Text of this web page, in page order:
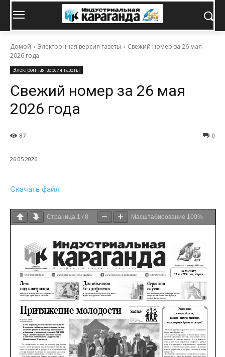
Домой Электронная версия газеты
Свежий номер за 26 мая
2026 года
Электронная версия газеты
Свежий номер за 26 мая
2026 года
0
87
26.05.2026
Скачать файл
Страница 1 / 8 Масштабирование 100%